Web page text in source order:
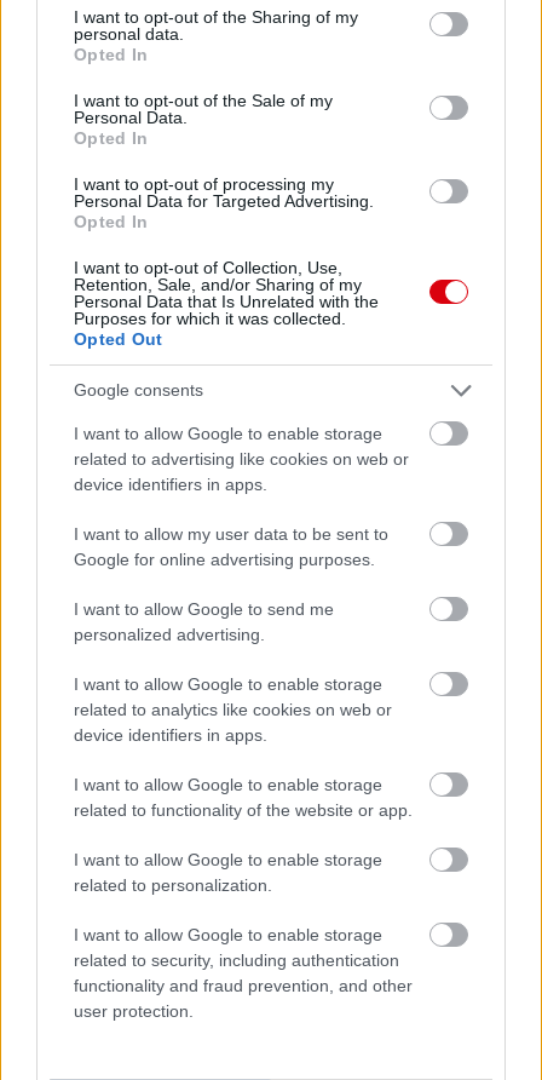
not limited to your visit or usage behaviour. You may click to
grant or deny consent to Google and its third-party tags to
use your data for below specified purposes in below Google
consent section.
I want to opt-out of the Sharing of my
personal data.
Opted In
I want to opt-out of the Sale of my
Personal Data.
Opted In
I want to opt-out of processing my
Personal Data for Targeted Advertising.
Opted In
I want to opt-out of Collection, Use,
Retention, Sale, and/or Sharing of my
Personal Data that Is Unrelated with the
Purposes for which it was collected.
Opted Out
Google consents
I want to allow Google to enable storage
related to advertising like cookies on web or
device identifiers in apps.
I want to allow my user data to be sent to
Google for online advertising purposes.
I want to allow Google to send me
personalized advertising.
I want to allow Google to enable storage
related to analytics like cookies on web or
device identifiers in apps.
I want to allow Google to enable storage
related to functionality of the website or app.
I want to allow Google to enable storage
related to personalization.
I want to allow Google to enable storage
related to security, including authentication
functionality and fraud prevention, and other
user protection.
Felkészülési szezon 4. mérkőzés
Nya Ullevi, Göteborg
2026-08-08 17:00
0 nap 13 óra 27 perc 25 másodperc
Leeds UnitedvsManchester United2026-08-12 20:30
ELŐZŐ MÉRKŐZÉSEK
Támogatás
Támogasd adományoddal
a ManUtdFanatics.hu működését!
Kapcsolódó hírek
PAUL POGBA
POGBA: MEG AKAROM
MUTATNI A UNITEDNEK,